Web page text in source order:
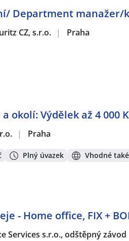
Department manažer/
CZ, s.r.o. | Praha
a okolí: Výdělek až 4
| Praha
Plný úvazek Vhodné
- Home office, FIX +
Services s.r.o., odštěpný závod